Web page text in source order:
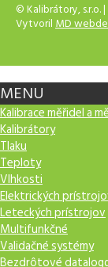
© Kalibrátory, s.r.o. |
VytvorilMD
MENU
Kalibrace měřidel a
Kalibrátory
Tlaku
Teploty
Vlhkosti
Elektrických
Leteckých prístrojov
Multifunkčné
Validačné systémy
Bezdrôtové